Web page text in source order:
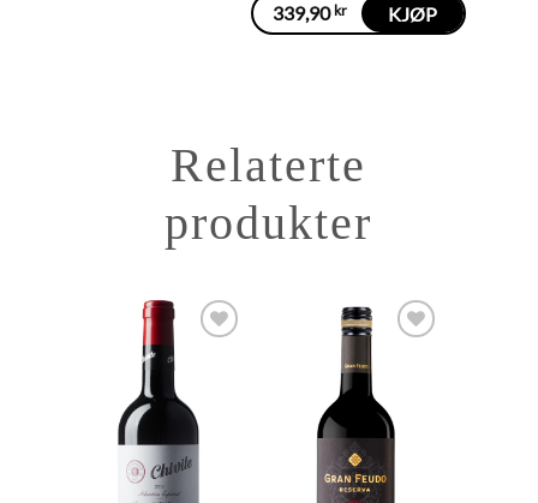
339,90 kr KJØP
Relaterte
produkter